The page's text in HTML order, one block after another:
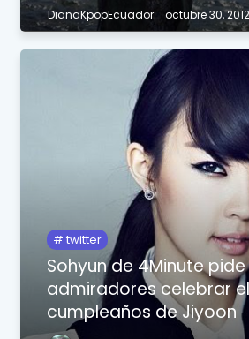
DianaKpopEcuador octubre 30, 2012
twitter
Sohyun de 4Minute
admiradores celebrar el
cumpleaños de Jiyoon